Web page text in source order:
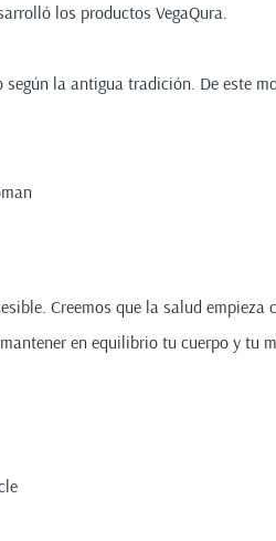
los productos VegaQura.
la antigua tradición. De este
Creemos que la salud
en equilibrio tu cuerpo y tu